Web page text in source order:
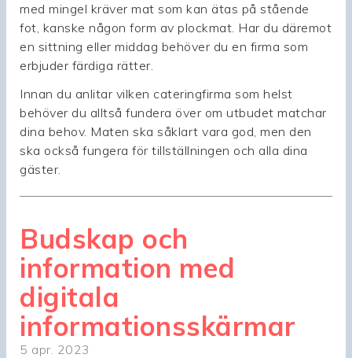
med mingel kräver mat som kan ätas på stående
fot, kanske någon form av plockmat. Har du däremot
en sittning eller middag behöver du en firma som
erbjuder färdiga rätter.
Innan du anlitar vilken cateringfirma som helst
behöver du alltså fundera över om utbudet matchar
dina behov. Maten ska såklart vara god, men den
ska också fungera för tillställningen och alla dina
gäster.
Budskap och
information med
digitala
informationsskärmar
5 apr. 2023